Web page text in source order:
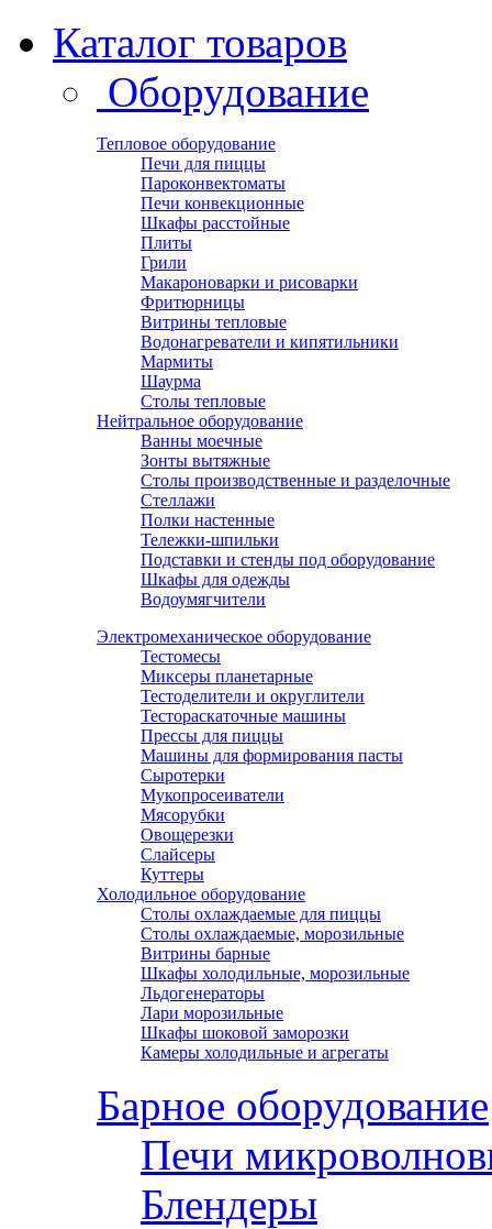
Каталог товаров
Оборудование
Тепловое оборудование
Печи для пиццы
Пароконвектоматы
Печи конвекционные
Шкафы расстойные
Плиты
Грили
Макароноварки и рисоварки
Фритюрницы
Витрины тепловые
Водонагреватели и кипятильники
Мармиты
Шаурма
Столы тепловые
Нейтральное оборудование
Ванны моечные
Зонты вытяжные
Столы производственные и разделочные
Стеллажи
Полки настенные
Тележки-шпильки
Подставки и стенды под оборудование
Шкафы для одежды
Водоумягчители
Электромеханическое оборудование
Тестомесы
Миксеры планетарные
Тестоделители и округлители
Тестораскаточные машины
Прессы для пиццы
Машины для формирования пасты
Сыротерки
Мукопросеиватели
Мясорубки
Овощерезки
Слайсеры
Куттеры
Холодильное оборудование
Столы охлаждаемые для пиццы
Столы охлаждаемые, морозильные
Витрины барные
Шкафы холодильные, морозильные
Льдогенераторы
Лари морозильные
Шкафы шоковой заморозки
Камеры холодильные и агрегаты
Барное оборудование
Печи
Блендеры